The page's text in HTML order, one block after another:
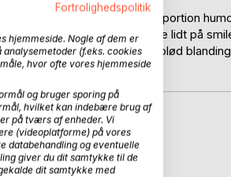
krydret med en god portion
fraser kan få os til at trække lidt på
frem for vores indre i en blød
HOSBoD
Fortrolighedspolitik
hjemmeside. Nogle af dem er
(f.eks. cookies
hvor ofte vores hjemmeside
og bruger sporing på
hvilket kan indebære brug af
på tværs af enheder. Vi
(videoplatforme) på vores
databehandling og eventuelle
giver du dit samtykke til de
dit samtykke med